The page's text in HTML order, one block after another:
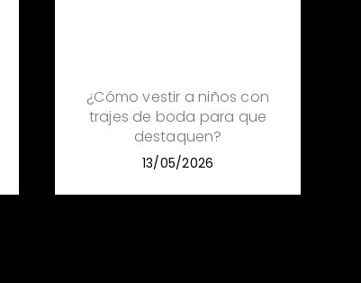
¿Cómo vestir a niños con
trajes de boda para que
destaquen?
13/05/2026